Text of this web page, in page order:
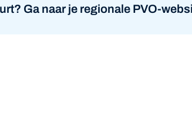
Ga naar je regionale PVO-